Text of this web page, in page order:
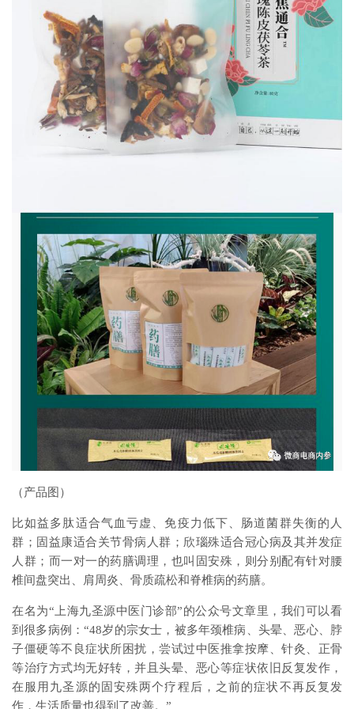
（产品图）
比如益多肽适合气血亏虚、免疫力低下、肠道菌群失衡的人
群；固益康适合关节骨病人群；欣瑙殊适合冠心病及其并发症
人群；而一对一的药膳调理，也叫固安殊，则分别配有针对腰
椎间盘突出、肩周炎、骨质疏松和脊椎病的药膳。
在名为“上海九圣源中医门诊部”的公众号文章里，我们可以看
到很多病例：“48岁的宗女士，被多年颈椎病、头晕、恶心、脖
子僵硬等不良症状所困扰，尝试过中医推拿按摩、针灸、正骨
等治疗方式均无好转，并且头晕、恶心等症状依旧反复发作，
在服用九圣源的固安殊两个疗程后，之前的症状不再反复发
作，生活质量也得到了改善。”